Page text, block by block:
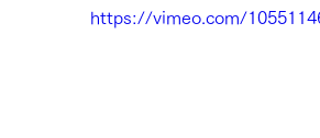
https://vimeo.com/